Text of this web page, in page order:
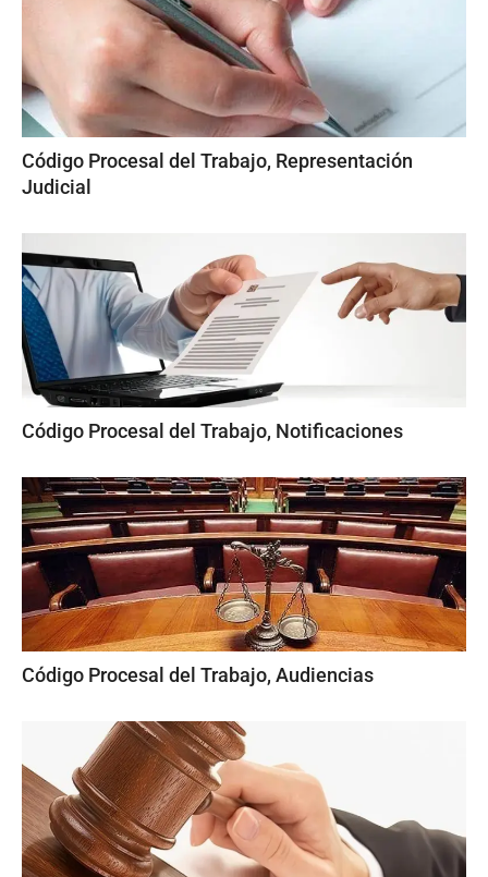
Código Procesal del Trabajo, Representación
Judicial
Código Procesal del Trabajo, Notificaciones
Código Procesal del Trabajo, Audiencias